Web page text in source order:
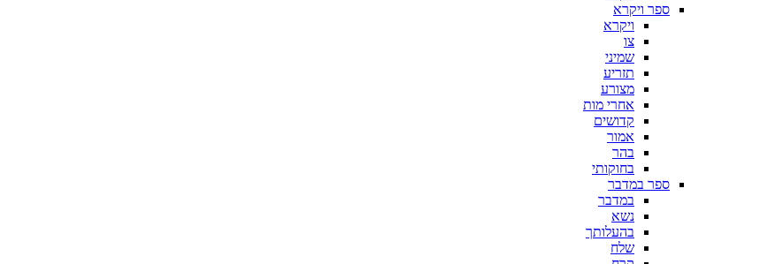
ספר ויקרא
ויקרא
צו
שמיני
תזריע
מצורע
אחרי מות
קדושים
אמור
בהר
בחוקותי
ספר במדבר
במדבר
נשא
בהעלותך
שלח